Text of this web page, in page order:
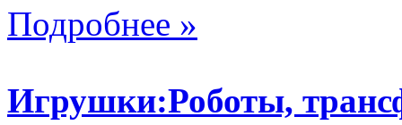
Подробнее »
Игрушки:Роботы,